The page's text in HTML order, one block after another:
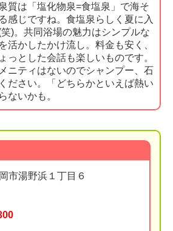
質は「塩化物泉=食塩泉」で海そ
感じですね。食塩泉らしく夏に入
)。共同浴場の魅力はシンプルな
活かしたかけ流し。料金も安く、
っとした会話も楽しいものです。
ニティはないのでシャンプー、石
ださい。「どちらかといえば熱い
ないかも。
市湯野浜１丁目６